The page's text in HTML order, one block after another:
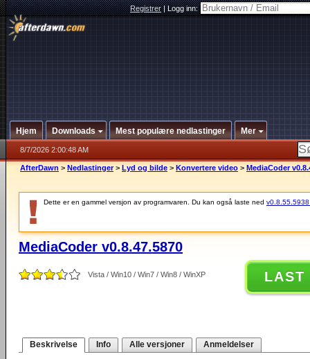
Registrer|Logg inn:
Hjem Downloads Mest populære nedlastinger Mer
8/7/2026 2:00:48 AM
AfterDawn > Nedlastinger > Lyd og bilde > Konvertere video > MediaCoder
Dette er en gammel versjon av programvaren. Du kan også laste ned v0.8.55.5938
MediaCoder v0.8.47.5870
Vista / Win10 / Win7 / Win8 / WinXP LAST
Beskrivelse Info Alle versjoner Anmeldelser